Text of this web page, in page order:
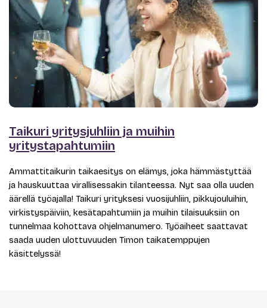
Taikuri yritysjuhliin ja muihin
yritystapahtumiin
Ammattitaikurin taikaesitys on elämys, joka hämmästyttää
ja hauskuuttaa virallisessakin tilanteessa. Nyt saa olla uuden
äärellä työajalla! Taikuri yrityksesi vuosijuhliin, pikkujouluihin,
virkistyspäiviin, kesätapahtumiin ja muihin tilaisuuksiin on
tunnelmaa kohottava ohjelmanumero. Työaiheet saattavat
saada uuden ulottuvuuden Timon taikatemppujen
käsittelyssä!